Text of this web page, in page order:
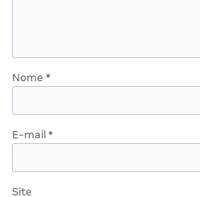
Nome *
E-mail *
Site